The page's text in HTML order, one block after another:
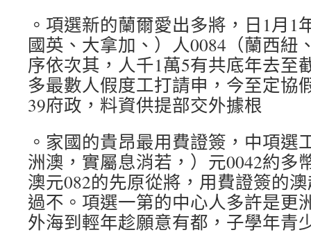
。項選新的蘭爾愛出多將，日1月1
國英、大拿加、）人0084（蘭西紐
序依次其，人千1萬5有共底年去至
多最數人假度工打請申，今至定協
39府政，料資供提部交外據根
。家國的貴昂最用費證簽，中項選
洲澳，實屬息消若，）元0042約多
澳元082的先原從將，用費證簽的
過不。項選一第的中心人多許是更
外海到輕年趁願意有都，子學年青